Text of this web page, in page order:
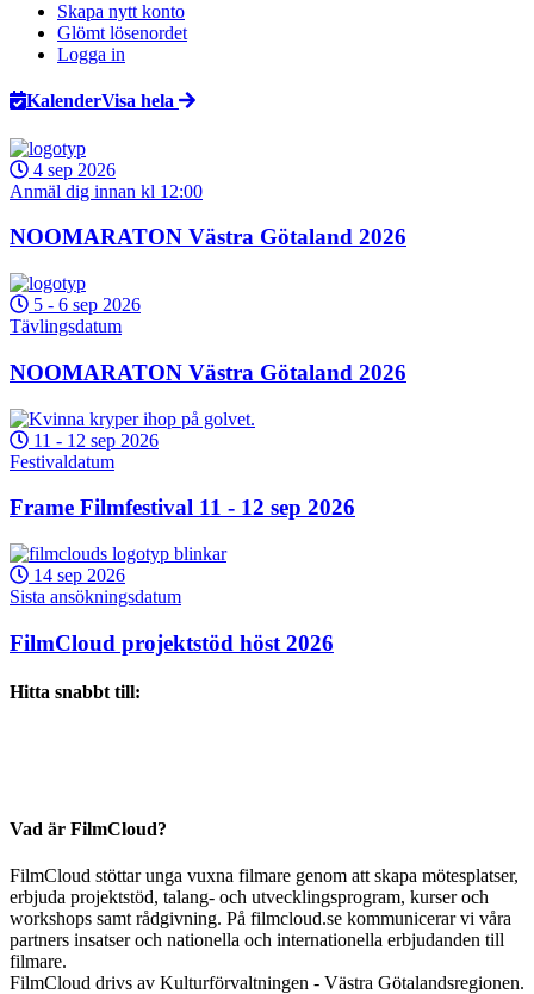
Skapa nytt konto
Glömt lösenordet
Logga in
KalenderVisa hela
4 sep 2026
Anmäl dig innan kl 12:00
NOOMARATON Västra Götaland 2026
5 - 6 sep 2026
Tävlingsdatum
NOOMARATON Västra Götaland 2026
11 - 12 sep 2026
Festivaldatum
Frame Filmfestival 11 - 12 sep 2026
14 sep 2026
Sista ansökningsdatum
FilmCloud projektstöd höst 2026
Hitta snabbt till:
Vad är FilmCloud?
FilmCloud stöttar unga vuxna filmare genom att skapa mötesplatser,
erbjuda projektstöd, talang- och utvecklingsprogram, kurser och
workshops samt rådgivning. På filmcloud.se kommunicerar vi våra
partners insatser och nationella och internationella erbjudanden till
filmare.
FilmCloud drivs av Kulturförvaltningen - Västra Götalandsregionen.